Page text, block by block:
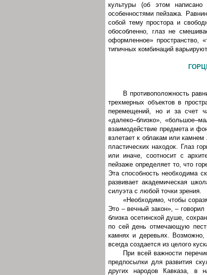
культуры (об этом
особенностями пейзажа.
собой тему простора и
обособленно, глаз не
оформленное» пространство,
типичных комбинаций
В противоположность
трехмерных объектов в
перемещений, но и за счет
«далеко–близко»,
взаимодействие предмета и
взлетает к облакам или
пластических находок. Глаз
или иначе, соотносит с
пейзаже определяет то, что
Эта способность необходима
развивает академическая
силуэта с любой точки зрения.
«Необходимо, чтобы
Это – вечный закон», –
близка осетинской душе,
по сей день отмечающую
камнях и деревьях. Возможно,
всегда создается из целого
При всей важности
предпосылки для развития
других народов Кавказа, в